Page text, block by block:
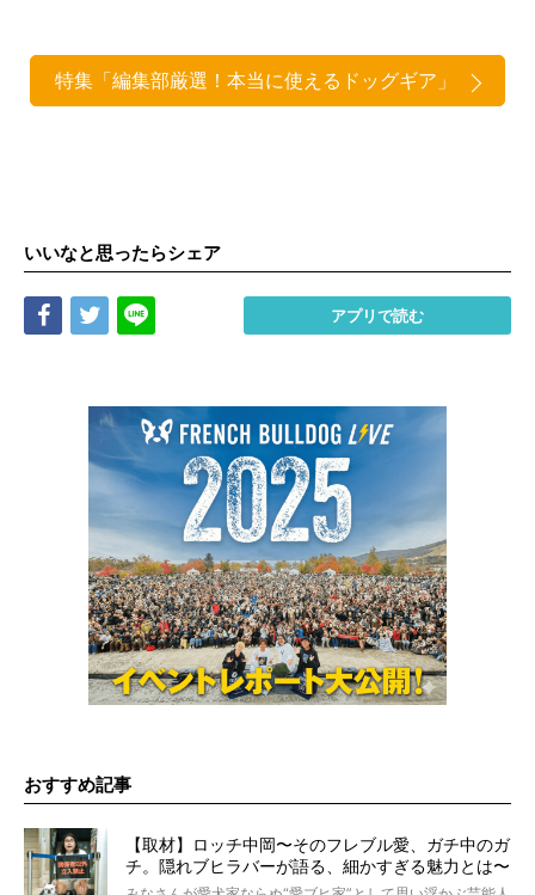
特集「編集部厳選！本当に使えるドッグギア」
いいなと思ったらシェア
Share Tweet アプリで読む
おすすめ記事
【取材】ロッチ中岡〜そのフレブル愛、ガチ中のガ
チ。隠れブヒラバーが語る、細かすぎる魅力とは〜
【前編】